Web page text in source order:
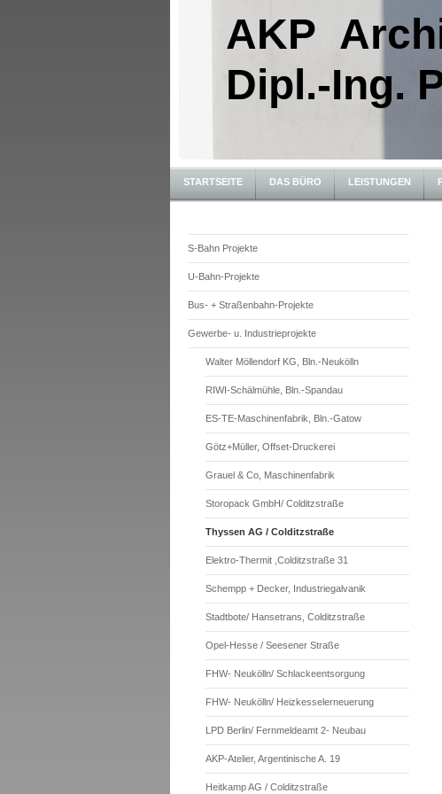
AKP
Dipl.-Ing.
STARTSEITE DAS BÜRO LEISTUNGEN
S-Bahn Projekte
U-Bahn-Projekte
Bus- + Straßenbahn-Projekte
Gewerbe- u. Industrieprojekte
Walter Möllendorf KG, Bln.-Neukölln
RIWI-Schälmühle, Bln.-Spandau
ES-TE-Maschinenfabrik, Bln.-Gatow
Götz+Müller, Offset-Druckerei
Grauel & Co, Maschinenfabrik
Storopack GmbH/ Colditzstraße
Thyssen AG / Colditzstraße
Elektro-Thermit ,Colditzstraße 31
Schempp + Decker, Industriegalvanik
Stadtbote/ Hansetrans, Colditzstraße
Opel-Hesse / Seesener Straße
FHW- Neukölln/ Schlackeentsorgung
FHW- Neukölln/ Heizkesselerneuerung
LPD Berlin/ Fernmeldeamt 2- Neubau
AKP-Atelier, Argentinische A. 19
Heitkamp AG / Colditzstraße